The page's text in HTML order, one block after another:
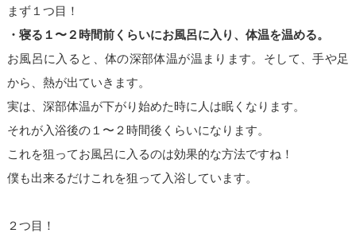
まず１つ目！
・寝る１〜２時間前くらいにお風呂に入り、体温を温める。
お風呂に入ると、体の深部体温が温まります。そして、手や足
から、熱が出ていきます。
実は、深部体温が下がり始めた時に人は眠くなります。
それが入浴後の１〜２時間後くらいになります。
これを狙ってお風呂に入るのは効果的な方法ですね！
僕も出来るだけこれを狙って入浴しています。
２つ目！